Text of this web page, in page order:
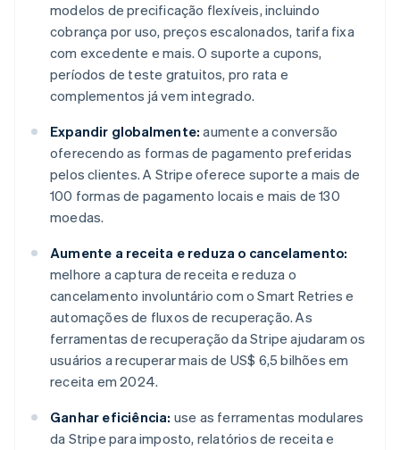
modelos de precificação flexíveis, incluindo
cobrança por uso, preços escalonados, tarifa fixa
com excedente e mais. O suporte a cupons,
períodos de teste gratuitos, pro rata e
complementos já vem integrado.
Expandir globalmente: aumente a conversão
oferecendo as formas de pagamento preferidas
pelos clientes. A Stripe oferece suporte a mais de
100 formas de pagamento locais e mais de 130
moedas.
Aumente a receita e reduza o cancelamento:
melhore a captura de receita e reduza o
cancelamento involuntário com o Smart Retries e
automações de fluxos de recuperação. As
ferramentas de recuperação da Stripe ajudaram os
usuários a recuperar mais de US$ 6,5 bilhões em
receita em 2024.
Ganhar eficiência: use as ferramentas modulares
da Stripe para imposto, relatórios de receita e